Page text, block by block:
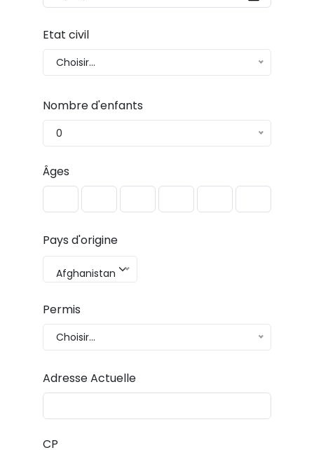
Etat civil
Choisir...
Nombre d'enfants
0
Âges
Pays d'origine
Afghanistan
Permis
Choisir...
Adresse Actuelle
CP